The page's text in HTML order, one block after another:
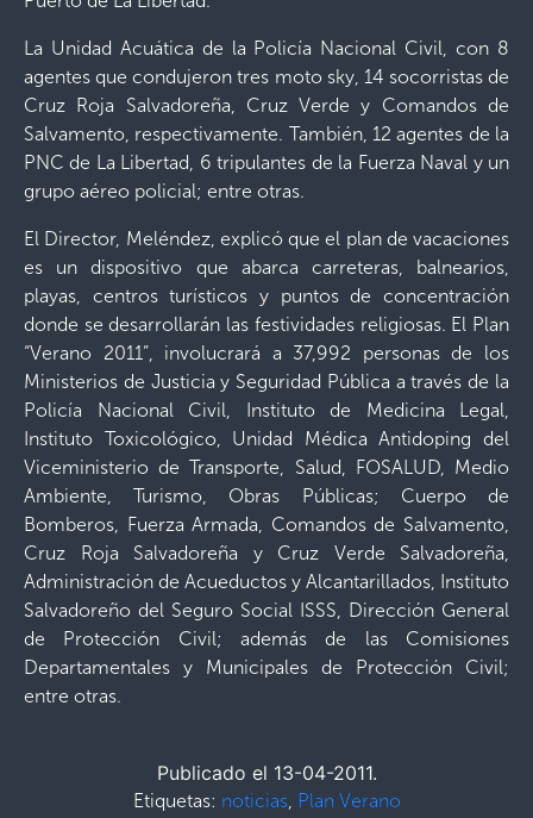
La Unidad Acuática de la Policía Nacional Civil, con 8
agentes que condujeron tres moto sky, 14 socorristas de
Cruz Roja Salvadoreña, Cruz Verde y Comandos de
Salvamento, respectivamente. También, 12 agentes de la
PNC de La Libertad, 6 tripulantes de la Fuerza Naval y un
grupo aéreo policial; entre otras.
El Director, Meléndez, explicó que el plan de vacaciones
es un dispositivo que abarca carreteras, balnearios,
playas, centros turísticos y puntos de concentración
donde se desarrollarán las festividades religiosas. El Plan
“Verano 2011”, involucrará a 37,992 personas de los
Ministerios de Justicia y Seguridad Pública a través de la
Policía Nacional Civil, Instituto de Medicina Legal,
Instituto Toxicológico, Unidad Médica Antidoping del
Viceministerio de Transporte, Salud, FOSALUD, Medio
Ambiente, Turismo, Obras Públicas; Cuerpo de
Bomberos, Fuerza Armada, Comandos de Salvamento,
Cruz Roja Salvadoreña y Cruz Verde Salvadoreña,
Administración de Acueductos y Alcantarillados, Instituto
Salvadoreño del Seguro Social ISSS, Dirección General
de Protección Civil; además de las Comisiones
Departamentales y Municipales de Protección Civil;
entre otras.
Publicado el 13-04-2011.
Etiquetas: noticias, Plan Verano